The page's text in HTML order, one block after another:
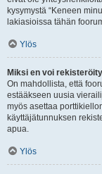
kysymystä “Keneen
lakiasioissa tähän
Ylös
Miksi en voi
On mahdollista, että
estääkseen uusia
myös asettaa
käyttäjätunnuksen
apua.
Ylös